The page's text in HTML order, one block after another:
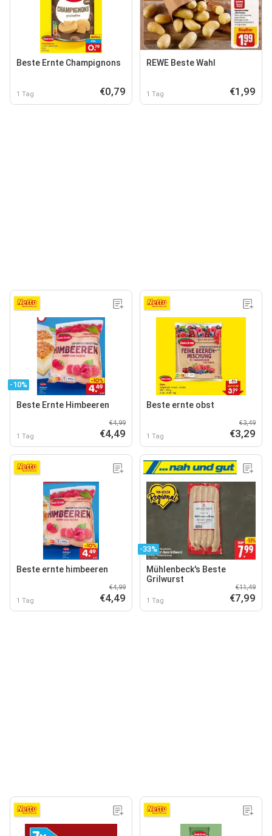
Beste Ernte Champignons
1 Tag €0,79
REWE Beste Wahl
1 Tag €1,99
-10%
Beste Ernte Himbeeren
1 Tag
€4,99
€4,49
Beste ernte obst
1 Tag
€3,49
€3,29
Beste ernte himbeeren
1 Tag
€4,99
€4,49
-33%
Mühlenbeck's Beste
Grilwurst
1 Tag
€11,49
€7,99